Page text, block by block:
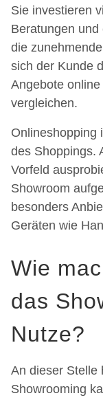
Sie investieren
Beratungen
die
sich der Kunde
Angebote
vergleichen.
Onlineshopping
des Shoppings.
Vorfeld
Showroom
besonders
Geräten wie
Wie
das
Nutze?
An dieser Stelle
Showrooming